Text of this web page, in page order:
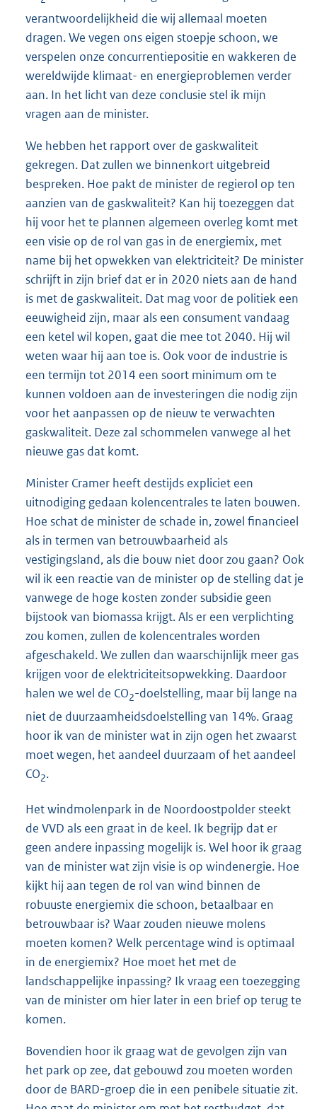
verantwoordelijkheid die wij allemaal moeten
dragen. We vegen ons eigen stoepje schoon, we
verspelen onze concurrentiepositie en wakkeren de
wereldwijde klimaat- en energieproblemen verder
aan. In het licht van deze conclusie stel ik mijn
vragen aan de minister.
We hebben het rapport over de gaskwaliteit
gekregen. Dat zullen we binnenkort uitgebreid
bespreken. Hoe pakt de minister de regierol op ten
aanzien van de gaskwaliteit? Kan hij toezeggen dat
hij voor het te plannen algemeen overleg komt met
een visie op de rol van gas in de energiemix, met
name bij het opwekken van elektriciteit? De minister
schrijft in zijn brief dat er in 2020 niets aan de hand
is met de gaskwaliteit. Dat mag voor de politiek een
eeuwigheid zijn, maar als een consument vandaag
een ketel wil kopen, gaat die mee tot 2040. Hij wil
weten waar hij aan toe is. Ook voor de industrie is
een termijn tot 2014 een soort minimum om te
kunnen voldoen aan de investeringen die nodig zijn
voor het aanpassen op de nieuw te verwachten
gaskwaliteit. Deze zal schommelen vanwege al het
nieuwe gas dat komt.
Minister Cramer heeft destijds expliciet een
uitnodiging gedaan kolencentrales te laten bouwen.
Hoe schat de minister de schade in, zowel financieel
als in termen van betrouwbaarheid als
vestigingsland, als die bouw niet door zou gaan? Ook
wil ik een reactie van de minister op de stelling dat je
vanwege de hoge kosten zonder subsidie geen
bijstook van biomassa krijgt. Als er een verplichting
zou komen, zullen de kolencentrales worden
afgeschakeld. We zullen dan waarschijnlijk meer gas
krijgen voor de elektriciteitsopwekking. Daardoor
halen we wel de CO2-doelstelling, maar bij lange na
niet de duurzaamheidsdoelstelling van 14%. Graag
hoor ik van de minister wat in zijn ogen het zwaarst
moet wegen, het aandeel duurzaam of het aandeel
CO2.
Het windmolenpark in de Noordoostpolder steekt
de VVD als een graat in de keel. Ik begrijp dat er
geen andere inpassing mogelijk is. Wel hoor ik graag
van de minister wat zijn visie is op windenergie. Hoe
kijkt hij aan tegen de rol van wind binnen de
robuuste energiemix die schoon, betaalbaar en
betrouwbaar is? Waar zouden nieuwe molens
moeten komen? Welk percentage wind is optimaal
in de energiemix? Hoe moet het met de
landschappelijke inpassing? Ik vraag een toezegging
van de minister om hier later in een brief op terug te
komen.
Bovendien hoor ik graag wat de gevolgen zijn van
het park op zee, dat gebouwd zou moeten worden
door de BARD-groep die in een penibele situatie zit.